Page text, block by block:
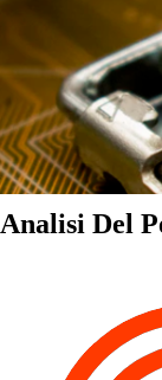
Analisi Del